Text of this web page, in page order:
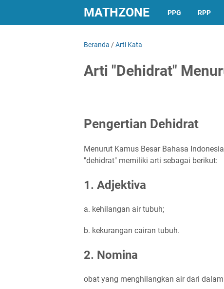
MATHZONE PPG RPP
Beranda /Arti Kata
Arti "Dehidrat"
Pengertian Dehidrat
Menurut Kamus Besar Bahasa
"dehidrat" memiliki arti sebagai berikut:
1. Adjektiva
a. kehilangan air tubuh;
b. kekurangan cairan tubuh.
2. Nomina
obat yang menghilangkan air dari